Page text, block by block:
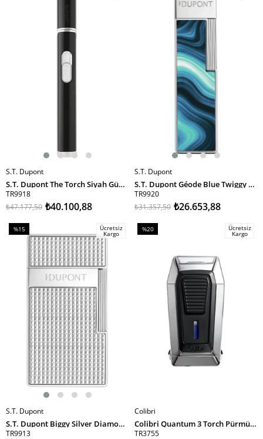
SEPETE EKLE
S.T. Dupont
S.T. Dupont The Torch Siyah Gümüş Masa Tipi Puro Çakmağı 29001 TR9918
TR9918
₺40.100,88
₺47.177,50
SEPETE EKLE
S.T. Dupont
S.T. Dupont Géode Blue Twiggy Puro Çakmağı 30035 TR9920
TR9920
₺26.653,88
₺31.357,50
SEPETE EKLE
%15
İndirim
%15İndirim
Ücretsiz
Kargo
S.T. Dupont
S.T. Dupont Biggy Silver Diamond Head Puro Çakmağı 25210 TR9913
TR9913
SEPETE EKLE
%20
Ücretsiz
Kargo
Colibri
Colibri Quantum 3 Torch Pürmüz Krom-Siyah Puro Çakmağı
TR3755